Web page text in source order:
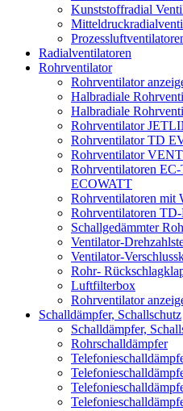
Kunststoffradial
Radialventilatoren
Rohrventilator
Rohrventilator
Halbradiale
Halbradiale
Rohrventilator
Rohrventilator TD
Rohrventilator
Rohrventilatoren
ECOWATT
Rohrventilatoren mit
Rohrventilatoren
Schallgedämmter
Ventilator-
Ventilator-
Rohr-
Luftfilterbox
Rohrventilator
Schalldämpfer, Schallschutz
Schalldämpfer,
Rohrschalldämpfer